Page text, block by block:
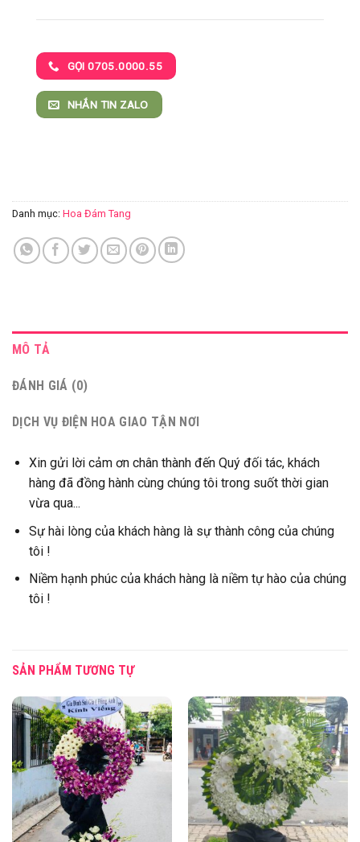
GỌI 0705.0000.55
NHẮN TIN ZALO
Danh mục: Hoa Đám Tang
MÔ TẢ
ĐÁNH GIÁ (0)
DỊCH VỤ ĐIỆN HOA GIAO TẬN NƠI
Xin gửi lời cảm ơn chân thành đến Quý đối tác, khách
hàng đã đồng hành cùng chúng tôi trong suốt thời gian
vừa qua...
Sự hài lòng của khách hàng là sự thành công của chúng
tôi !
Niềm hạnh phúc của khách hàng là niềm tự hào của chúng
tôi !
SẢN PHẨM TƯƠNG TỰ